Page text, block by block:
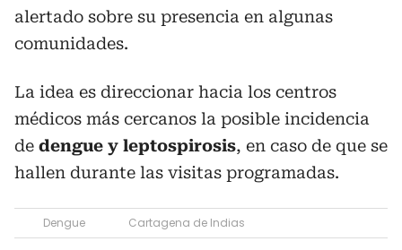
alertado sobre su presencia en algunas
comunidades.
La idea es direccionar hacia los centros
médicos más cercanos la posible incidencia
de dengue y leptospirosis, en caso de que se
hallen durante las visitas programadas.
Dengue Cartagena de Indias